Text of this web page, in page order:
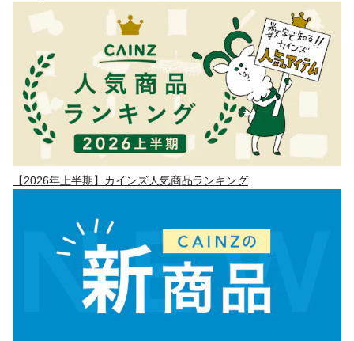
【2026年上半期】カインズ人気商品ランキング